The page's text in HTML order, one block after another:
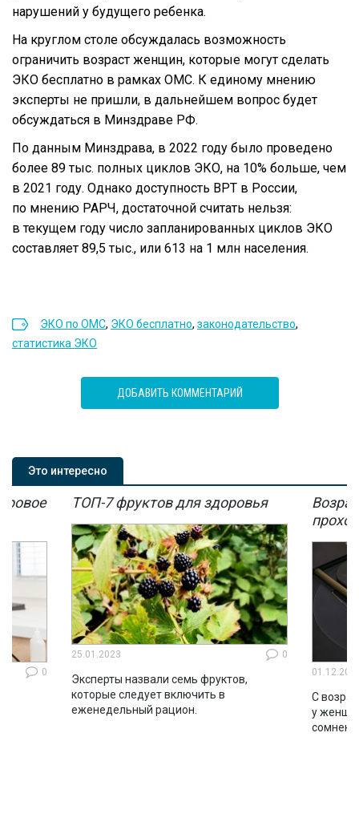
нарушений у будущего ребенка.
На круглом столе обсуждалась возможность
ограничить возраст женщин, которые могут сделать
ЭКО бесплатно в рамках ОМС. К единому мнению
эксперты не пришли, в дальнейшем вопрос будет
обсуждаться в Минздраве РФ.
По данным Минздрава, в 2022 году было проведено
более 89 тыс. полных циклов ЭКО, на 10% больше, чем
в 2021 году. Однако доступность ВРТ в России,
по мнению РАРЧ, достаточной считать нельзя:
в текущем году число запланированных циклов ЭКО
составляет 89,5 тыс., или 613 на 1 млн населения.
ЭКО по ОМС, ЭКО бесплатно, законодательство,
статистика ЭКО
ДОБАВИТЬ КОММЕНТАРИЙ
Это интересно
0
ТОП-7 фруктов для здоровья
25.01.2023 0
Эксперты назвали семь фруктов,
которые следует включить в
еженедельный рацион.
С
у